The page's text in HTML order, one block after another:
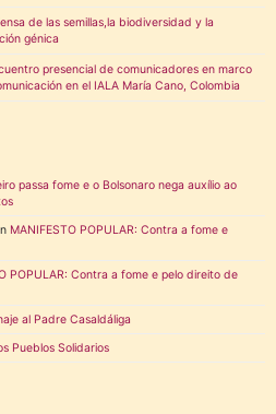
de las semillas,la biodiversidad y la
génica
presencial de comunicadores en marco
en el IALA María Cano, Colombia
passa fome e o Bolsonaro nega auxílio ao
MANIFESTO POPULAR: Contra a fome e
POPULAR: Contra a fome e pelo direito de
al Padre Casaldáliga
Pueblos Solidarios